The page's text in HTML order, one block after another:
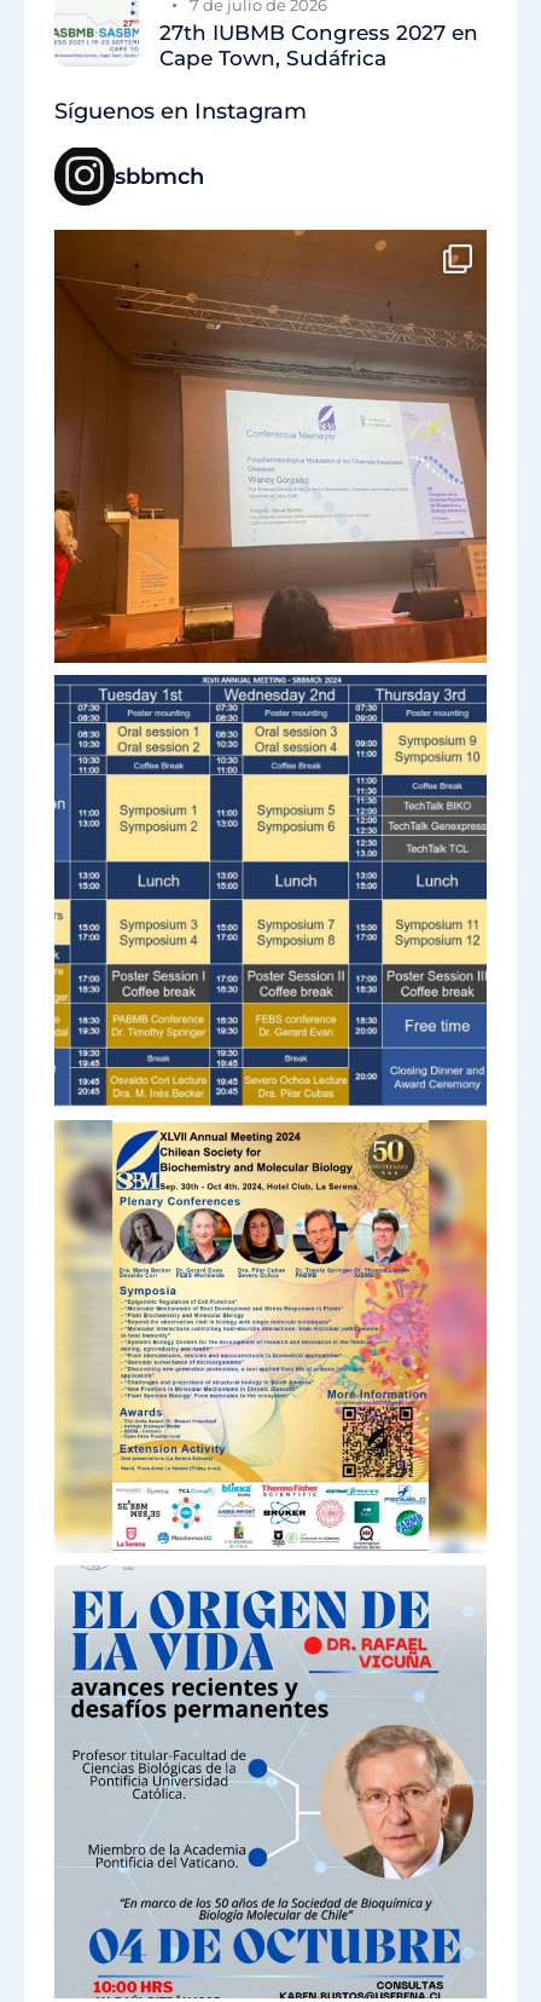
7 de julio de 2026
27th IUBMB Congress 2027 en
Cape Town, Sudáfrica
Síguenos en Instagram
sbbmch